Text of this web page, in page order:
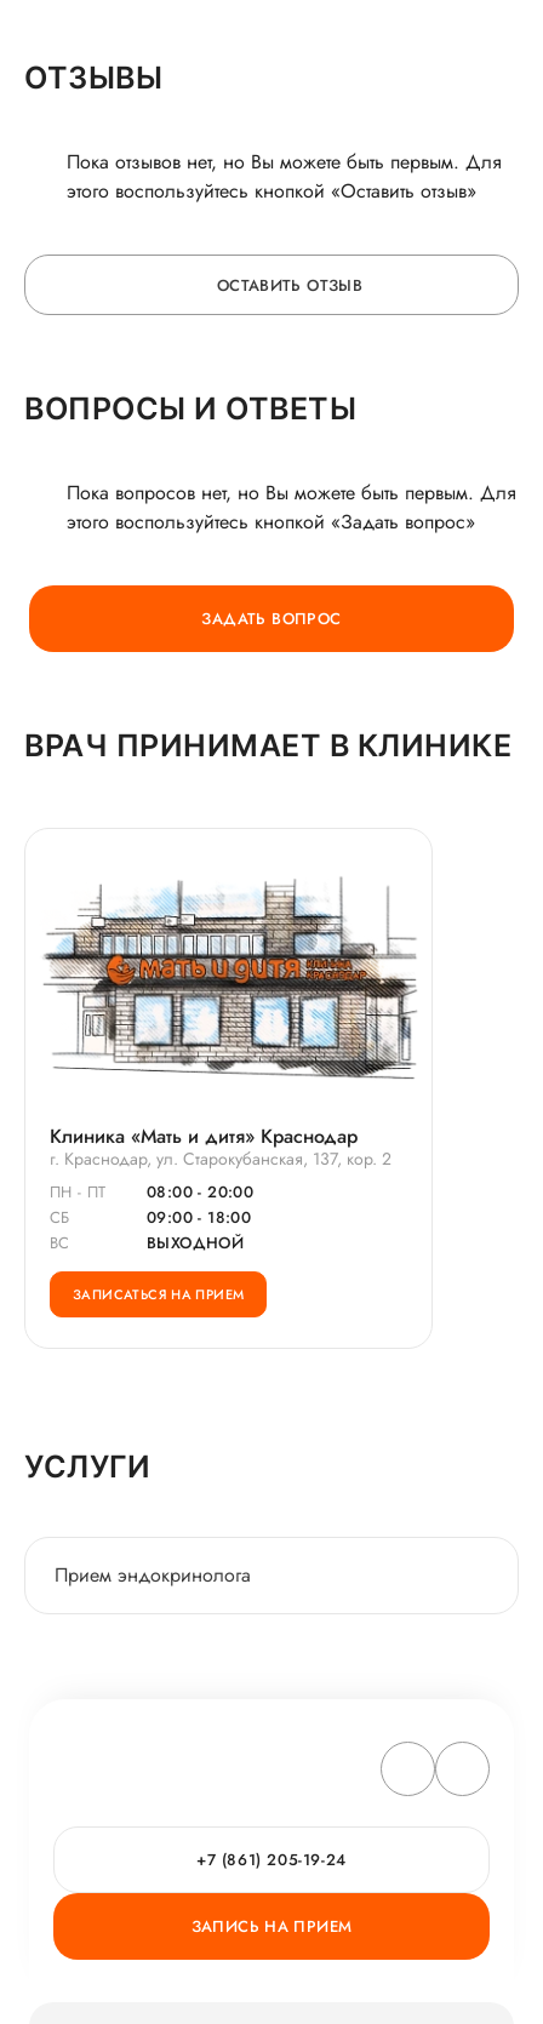
ОТЗЫВЫ
Пока отзывов нет, но Вы можете быть первым. Для
этого воспользуйтесь кнопкой «Оставить отзыв»
ОСТАВИТЬ ОТЗЫВ
ГОРЯЧАЯ ЛИНИЯ КАЧЕСТВА
ВОПРОСЫ И ОТВЕТЫ
Пока вопросов нет, но Вы можете быть первым. Для
этого воспользуйтесь кнопкой «Задать вопрос»
ЗАДАТЬ ВОПРОС
ВРАЧ ПРИНИМАЕТ В КЛИНИКЕ
Клиника «Мать и дитя» Краснодар
г. Краснодар, ул. Старокубанская, 137, кор. 2
ПН - ПТ
08:00 - 20:00
СБ
09:00 - 18:00
ВС
ВЫХОДНОЙ
ЗАПИСАТЬСЯ НА ПРИЕМ
УСЛУГИ
Прием эндокринолога
+7 (861) 205-19-24
ЗАПИСЬ НА ПРИЕМ